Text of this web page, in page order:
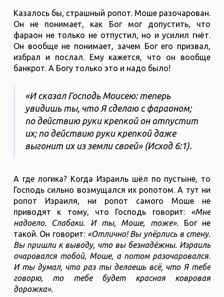
Казалось бы, страшный ропот. Моше разочарован.
Он не понимает, как Бог мог допустить, что
фараон не только не отпустил, но и усилил гнёт.
Он вообще не понимает, зачем Бог его призвал,
избрал и послал. Ему кажется, что он вообще
банкрот. А Богу только это и надо было!
«И сказал Господь Моисею: теперь
увидишь ты, что Я сделаю с фараоном;
по действию руки крепкой он отпустит
их; по действию руки крепкой даже
выгонит их из земли своей» (‭‭Исход‬ ‭6‬:‭1).
А где логика? Когда Израиль шёл по пустыне, то
Господь сильно возмущался их ропотом. А тут ни
ропот Израиля, ни ропот самого Моше не
приводят к тому, что Господь говорит: «Мне
надоело. Слабаки. И ты, Моше, тоже».Бог не
такой. Он говорит: «Отлично! Вы упёрлись в стену.
Вы пришли к выводу, что вы безнадёжны. Израиль
очаровался тобой, Моше, а потом разочаровался.
И ты думал, что раз ты делаешь всё, что Я тебе
говорю, то тебе будет красная ковровая
дорожка».